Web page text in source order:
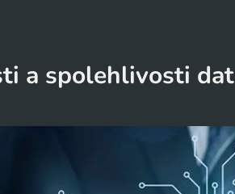
a spolehlivosti